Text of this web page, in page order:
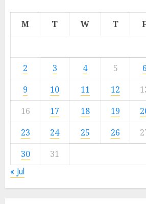
M T W T
2
3 4 5 6
9
10 11 12
16
17 18 19
23
24 25 26
30
31
« Jul